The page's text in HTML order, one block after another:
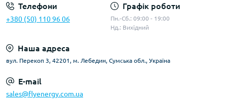
Телефони
+380 (50) 110 96 06
Графік роботи
Пн.-Сб.: 09:00 - 19:00
Нд.: Вихідний
Наша адреса
вул. Перекоп 3, 42201, м. Лебедин, Сумська обл., Україна
E-mail
sales@flyenergy.com.ua